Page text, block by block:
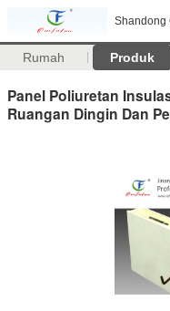
Shandong
Rumah Produk
Panel Poliuretan
Ruangan Dingin Dan